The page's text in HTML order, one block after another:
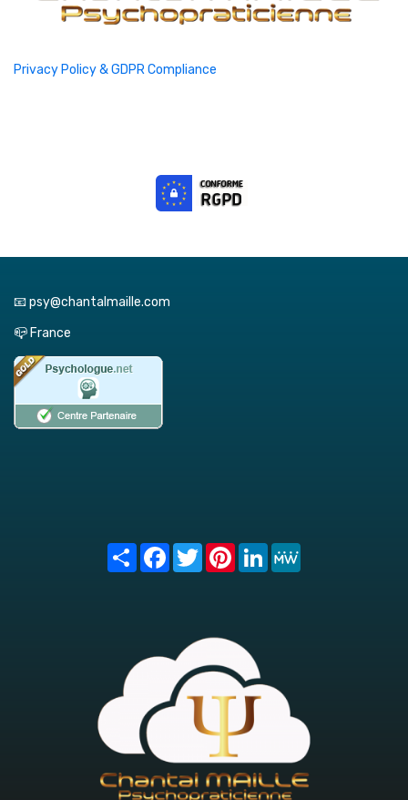
Privacy Policy & GDPR Compliance
📧 psy@chantalmaille.com
📪 France
Share FacebookTwitterPinterest
LinkedIn